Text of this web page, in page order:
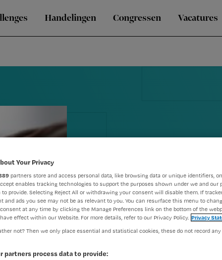
Handelingen Congressen Vacatures
Tijdschrift
zoekt
Auteur:
Your Privacy
partners store and access personal data, like browsing data or unique identifiers,
enables tracking technologies to support the purposes shown under we and our
to provide. Selecting Reject All or withdrawing your consent will disable them. If
and ads you see may not be as relevant to you. You can resurface this menu to
at any time by clicking the Manage Preferences link on the bottom of the
effect within our Website. For more details, refer to our Privacy Policy. Privacy
not? Then we only place essential and statistical cookies, these do not record
partners process data to provide: